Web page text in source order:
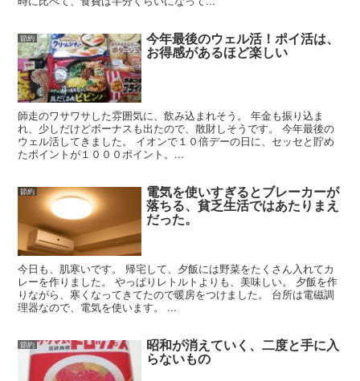
節約 今年最後のウェル活！ポイ活は、
お得感があるほど楽しい
師走のワサワサした雰囲気に、飲み込まれそう。 年金も振り込ま
れ、少しだけどボーナスも出たので、散財しそうです。 今年最後の
ウェル活してきました。 イオンで１０倍デーの日に、セッセと貯め
たポイントが１０００ポイント。...
節約 電気を使いすぎるとブレーカーが
落ちる、貧乏生活ではあたりまえ
だった。
今日も、肌寒いです。 帰宅して、夕飯には野菜をたくさん入れてカ
レーを作りました。 やっぱりレトルトよりも、美味しい。 夕飯を作
りながら、寒くなってきてたので暖房をつけました。 台所は電磁調
理器なので、電気を使います。 ...
節約 昭和が消えていく、二度と手に入
らないもの